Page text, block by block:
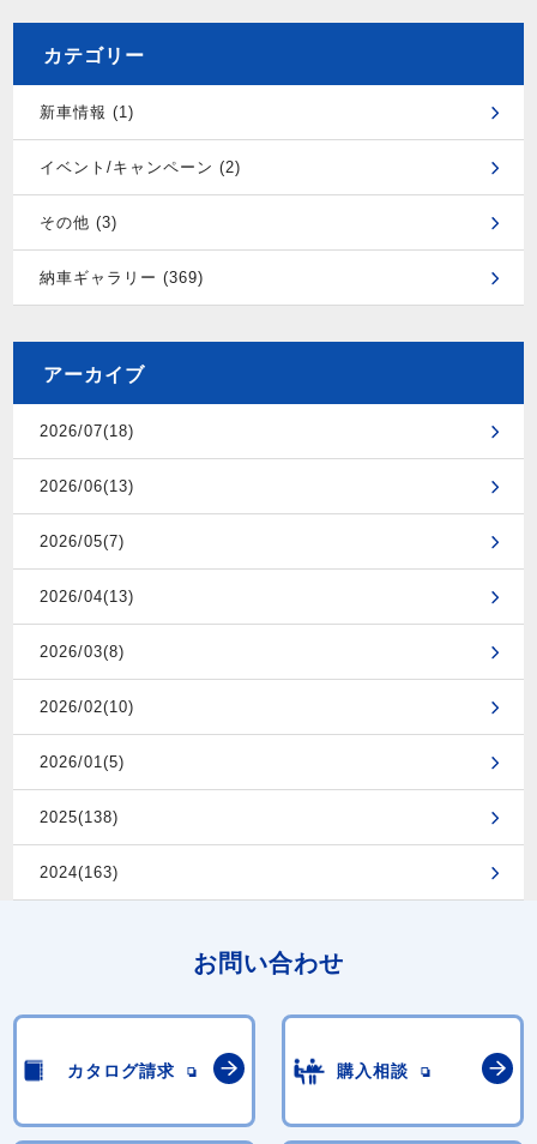
カテゴリー
新車情報 (1)
イベント/キャンペーン (2)
その他 (3)
納車ギャラリー (369)
アーカイブ
2026/07(18)
2026/06(13)
2026/05(7)
2026/04(13)
2026/03(8)
2026/02(10)
2026/01(5)
2025(138)
2024(163)
お問い合わせ
カタログ請求 購入相談